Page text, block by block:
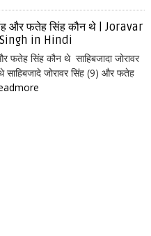
और फतेह सिंह कौन थे | Joravar
in Hindi
फतेह सिंह कौन थे साहिबजादा जोरावर
जोरावर सिंह (9) और फतेह